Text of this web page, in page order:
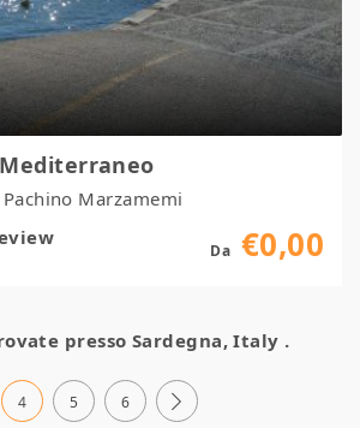
Pachino Marzamemi
Da €0,00
presso Sardegna, Italy .
4 5 6